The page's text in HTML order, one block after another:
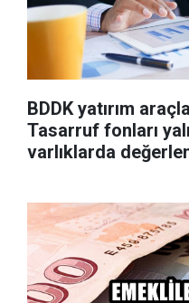
BDDK yatırım
Tasarruf fonları
varlıklarda